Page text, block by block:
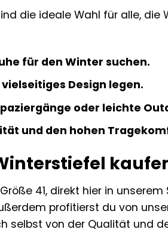
die ideale Wahl für alle,
für den Winter suchen.
Design legen.
oder leichte
und den hohen
41, direkt hier in
profitierst du von
selbst von der Qualität und